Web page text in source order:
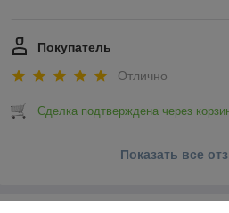
Покупатель
Отлично
Сделка подтверждена через
Показать все